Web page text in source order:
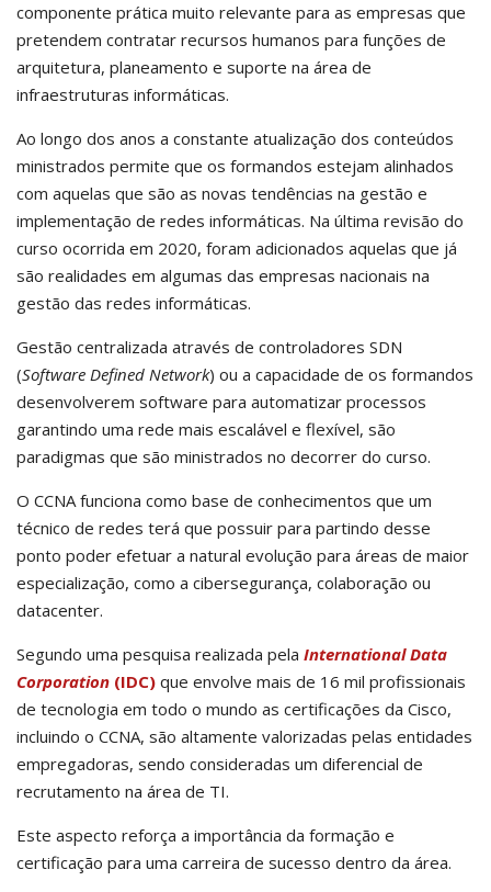
componente prática muito relevante para as empresas que
pretendem contratar recursos humanos para funções de
arquitetura, planeamento e suporte na área de
infraestruturas informáticas.
Ao longo dos anos a constante atualização dos conteúdos
ministrados permite que os formandos estejam alinhados
com aquelas que são as novas tendências na gestão e
implementação de redes informáticas. Na última revisão do
curso ocorrida em 2020, foram adicionados aquelas que já
são realidades em algumas das empresas nacionais na
gestão das redes informáticas.
Gestão centralizada através de controladores SDN
(Software Defined Network) ou a capacidade de os formandos
desenvolverem software para automatizar processos
garantindo uma rede mais escalável e flexível, são
paradigmas que são ministrados no decorrer do curso.
O CCNA funciona como base de conhecimentos que um
técnico de redes terá que possuir para partindo desse
ponto poder efetuar a natural evolução para áreas de maior
especialização, como a cibersegurança, colaboração ou
datacenter.
Segundo uma pesquisa realizada pela International Data
Corporation (IDC) que envolve mais de 16 mil profissionais
de tecnologia em todo o mundo as certificações da Cisco,
incluindo o CCNA, são altamente valorizadas pelas entidades
empregadoras, sendo consideradas um diferencial de
recrutamento na área de TI.
Este aspecto reforça a importância da formação e
certificação para uma carreira de sucesso dentro da área.